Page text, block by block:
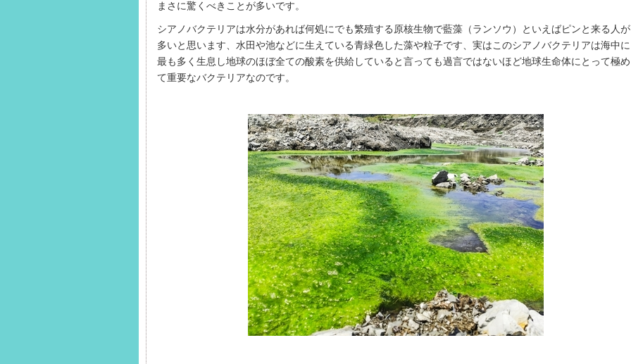
まさに驚くべきことが多いです。
シアノバクテリアは水分があれば何処にでも繁殖する原核生物で藍藻（ランソウ）といえばピンと来る人が
多いと思います、水田や池などに生えている青緑色した藻や粒子です、実はこのシアノバクテリアは海中に
最も多く生息し地球のほぼ全ての酸素を供給していると言っても過言ではないほど地球生命体にとって極め
て重要なバクテリアなのです。